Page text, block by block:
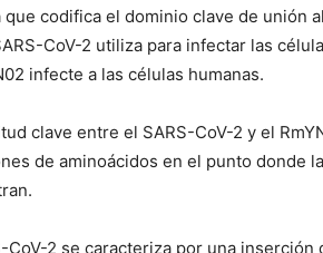
que codifica el dominio clave de unión
CoV-2 utiliza para infectar las
infecte a las células humanas.
clave entre el SARS-CoV-2 y el
de aminoácidos en el punto donde
CoV-2 se caracteriza por una